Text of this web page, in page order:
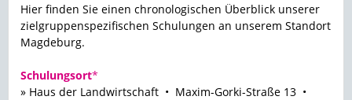
Hier finden Sie einen chronologischen Überblick unserer
zielgruppenspezifischen Schulungen an unserem Standort
Magdeburg.
Schulungsort*
» Haus der Landwirtschaft • Maxim-Gorki-Straße 13 •